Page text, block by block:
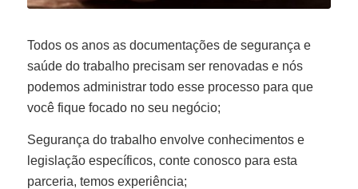
Todos os anos as documentações de segurança e
saúde do trabalho precisam ser renovadas e nós
podemos administrar todo esse processo para que
você fique focado no seu negócio;
Segurança do trabalho envolve conhecimentos e
legislação específicos, conte conosco para esta
parceria, temos experiência;